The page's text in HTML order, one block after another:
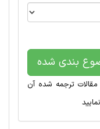
بندی شده
ترجمه شده آن